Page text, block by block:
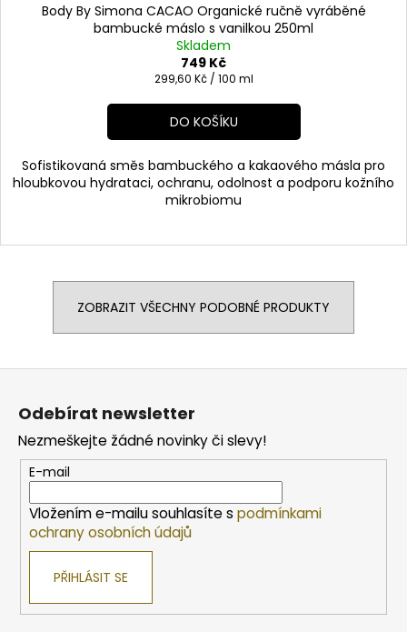
Body By Simona CACAO Organické ručně vyráběné
bambucké máslo s vanilkou 250ml
Skladem
749 Kč
Měrná
299,60 Kč / 100 ml
DO KOŠÍKU
Sofistikovaná směs bambuckého a kakaového másla pro
hloubkovou hydrataci, ochranu, odolnost a podporu kožního
mikrobiomu
ZOBRAZIT VŠECHNY PODOBNÉ PRODUKTY
Z
Odebírat newsletter
Nezmeškejte žádné novinky či slevy!
E-mail
Vložením e-mailu souhlasíte s podmínkami
ochrany osobních údajů
PŘIHLÁSIT SE